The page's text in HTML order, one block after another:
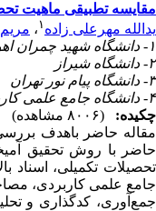
مقایسه تطبیقی ماهیت
یدالله مهرعلی زاده ۱ ،
۱- دانشگاه شهید چمران اهواز
۲- دانشگاه شیراز
۳- دانشگاه پیام نور تهران
۴- دانشگاه جامع علمی کاربردی تهران
چکیده:
(۸۰۰۶ مشاهده)
مقاله حاضر باهدف
حاضر با روش تحقیق
تحصیلات تکمیلی، اسناد
جامع علمی کاربردی،
جمع‌آوری، کدگذاری و